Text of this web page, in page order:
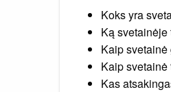
Koks yra
Ką
Kaip
Kaip
Kas